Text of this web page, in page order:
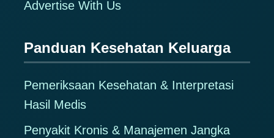
Advertise With Us
Panduan Kesehatan Keluarga
Pemeriksaan Kesehatan & Interpretasi
Hasil Medis
Penyakit Kronis & Manajemen Jangka